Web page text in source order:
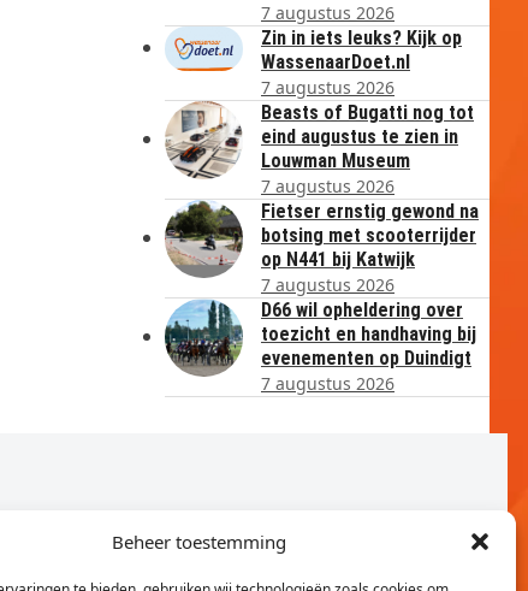
Beheer toestemming
7 augustus 2026
Zin in iets leuks? Kijk op
WassenaarDoet.nl
7 augustus 2026
Beasts of Bugatti nog tot
eind augustus te zien in
Louwman Museum
7 augustus 2026
Fietser ernstig gewond na
botsing met scooterrijder
op N441 bij Katwijk
7 augustus 2026
D66 wil opheldering over
toezicht en handhaving bij
evenementen op Duindigt
7 augustus 2026